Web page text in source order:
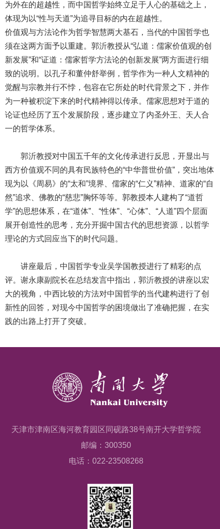
为外在的超越性，而中国哲学始终立足于人心的基础之上，
体现为以“性与天道”为追寻目标的内在超越性。
价值观与方法论作为哲学智慧两大基石，当代的中国哲学也
须在这两方面予以重建。郭沂教授从“弘道：儒家价值观的创
新发展”和“证道：儒家哲学方法论的创新发展”两方面进行细
致的说明。以孔子和董仲舒举例，哲学作为一种人文精神的
觉醒与宗教并行不悖，包容在它所处的时代背景之下，并作
为一种被积淀下来的时代精神得以传承。儒家思想对于道的
论证也经历了五个发展阶段，逐步建立了内圣外王、天人合
一的哲学体系。
郭沂教授对中国五千年的文化传承进行反思，开显出与
西方价值观不同的具有民族特色的“中华普世价值”，突出地体
现为以《周易》的“太和”境界、儒家的“仁义”精神、道家的“自
然”追求、佛教的“慈悲”胸怀等等。郭教授本人建构了“道哲
学”的思想体系，在“道体”、“性体”、“心体”、“人道”四个层面
展开创造性的思考，充分开掘中国古代的思想资源，以哲学
理论的方式回应当下的时代问题。
讲座最后，中国哲学专业吴学国教授进行了精彩的点
评。谢永康副院长在总结发言中指出，郭沂教授的讲座以宏
大的视角，中西比较的方法对中国哲学的当代建构进行了创
新性的回答，对现今中国哲学的困境做出了准确把握，在实
践的出路上打开了突破。
天津市津南区海河教育园区同砚路38号南开大学哲学院
邮编：300350
电话：022-23508268